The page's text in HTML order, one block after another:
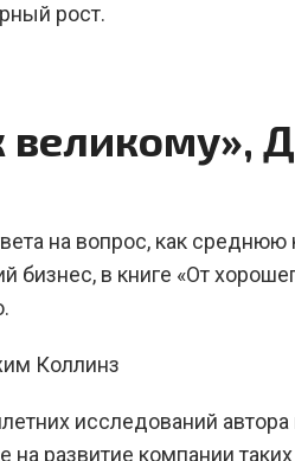
рост.
великому»,
на вопрос, как
в книге «От
исследований
развитие компании таких